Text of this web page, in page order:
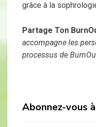
grâce à la
Partage Ton
accompagne les
processus de
Abonnez-vous